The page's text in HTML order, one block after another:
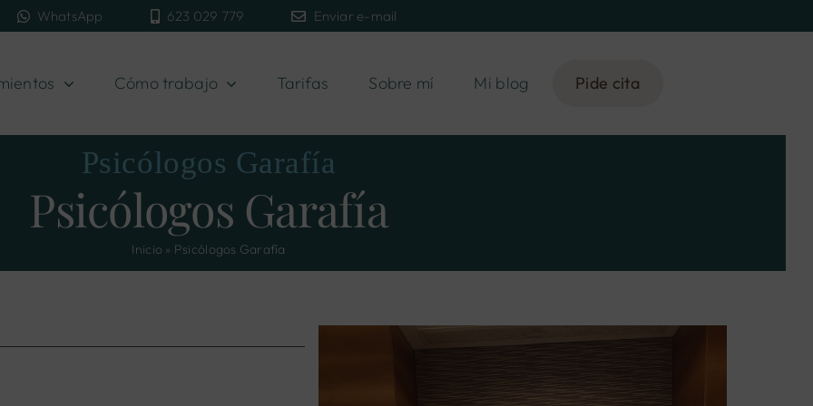
WhatsApp 623 029 779 Enviar e-mail
Cómo trabajo Tarifas Sobre mí Mi blog Pide cita
Psicólogos Garafía
Psicólogos Garafía
Inicio » Psicólogos Garafía